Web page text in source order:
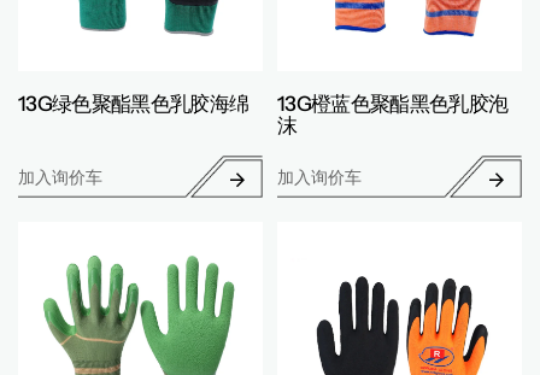
13G绿色聚酯黑色乳胶海绵
加入询价车
13G橙蓝色聚酯黑色乳胶泡
沫
加入询价车